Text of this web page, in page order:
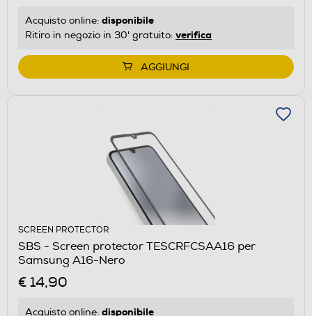
Acquisto online: disponibile
Ritiro in negozio in 30' gratuito: verifica
AGGIUNGI
SCREEN PROTECTOR
SBS - Screen protector TESCRFCSAA16 per
Samsung A16-Nero
€ 14,90
Acquisto online: disponibile